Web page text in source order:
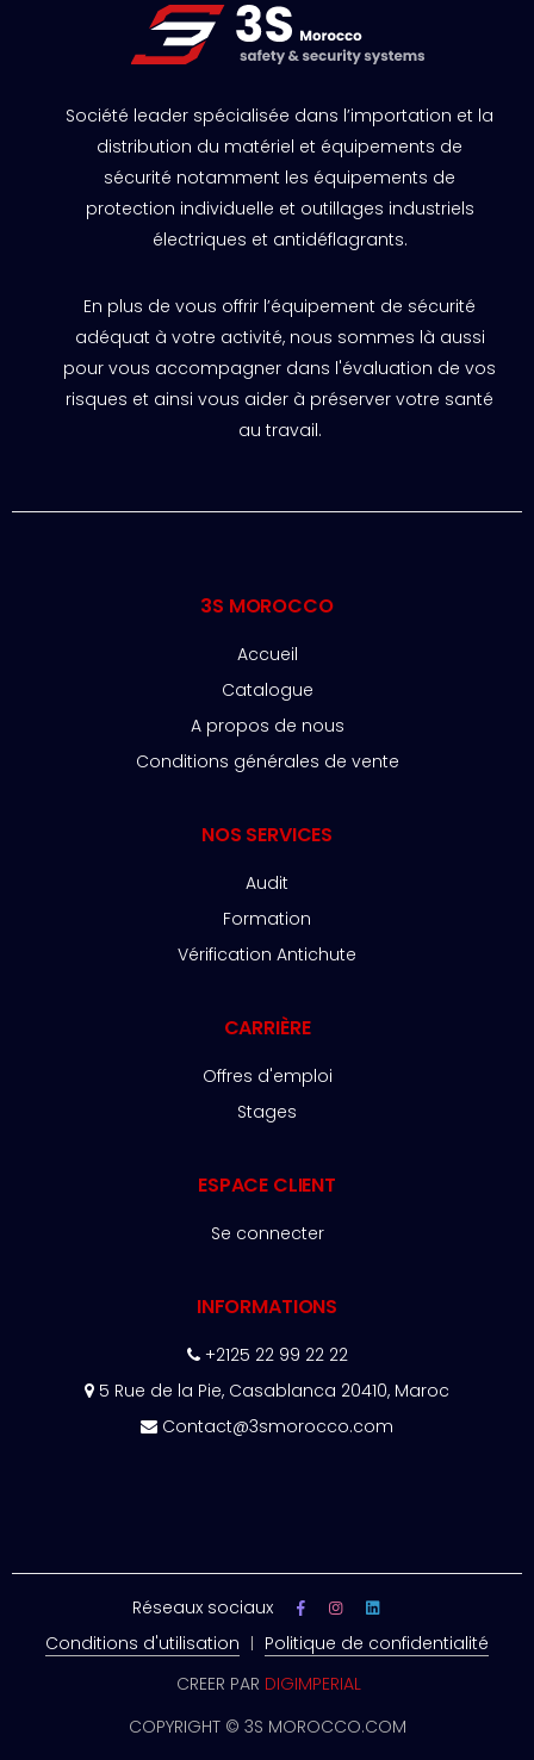
Société leader spécialisée dans l’importation et la
distribution du matériel et équipements de
sécurité notamment les équipements de
protection individuelle et outillages industriels
électriques et antidéflagrants.
En plus de vous offrir l’équipement de sécurité
adéquat à votre activité, nous sommes là aussi
pour vous accompagner dans l'évaluation de vos
risques et ainsi vous aider à préserver votre santé
au travail.
3S MOROCCO
Accueil
Catalogue
A propos de nous
Conditions générales de vente
NOS SERVICES
Audit
Formation
Vérification Antichute
CARRIÈRE
Offres d'emploi
Stages
ESPACE CLIENT
Se connecter
INFORMATIONS
+2125 22 99 22 22
5 Rue de la Pie, Casablanca 20410, Maroc
Contact@3smorocco.com
COPYRIGHT © 3S MOROCCO.COM
CREER PAR DIGIMPERIAL
Conditions d'utilisation Politique de confidentialité
Réseaux sociaux